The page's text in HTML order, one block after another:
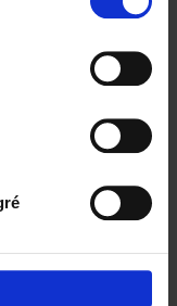
= Building